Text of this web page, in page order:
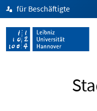
für Beschäftigte